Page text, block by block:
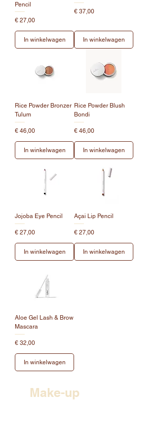
Pencil
Prijs
€ 27,00
In winkelwagen
Prijs
€ 37,00
In winkelwagen
Rice Powder Bronzer
Tulum
Prijs
€ 46,00
In winkelwagen
Rice Powder Blush
Bondi
Prijs
€ 46,00
In winkelwagen
Jojoba Eye Pencil
Prijs
€ 27,00
In winkelwagen
Açai Lip Pencil
Prijs
€ 27,00
In winkelwagen
Aloe Gel Lash & Brow
Mascara
Prijs
€ 32,00
In winkelwagen
Make-up